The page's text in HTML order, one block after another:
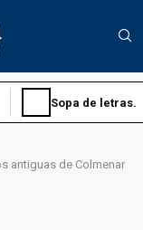
Sopa de letras.
antiguas de Colmenar